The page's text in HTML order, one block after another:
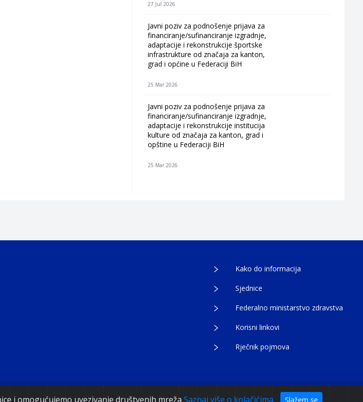
i omogućujemo uvezivanje društvenih mreža Saznaj više o kolačićima Slažem se
27 Jul 2026
Javni poziv za podnošenje prijava za
financiranje/sufinanciranje izgradnje,
adaptacije i rekonstrukcije športske
infrastrukture od značaja za kanton,
grad i općine u Federaciji BiH
25 Mar 2026
Javni poziv za podnošenje prijava za
financiranje/sufinanciranje izgradnje,
adaptacije i rekonstrukcije institucija
kulture od značaja za kanton, grad i
opštine u Federaciji BiH
25 Mar 2026
Kako do informacija
Sjednice
Federalno ministarstvo zdravstva
Korisni linkovi
Rječnik pojmova
Federacije Bosne i Hercegovine